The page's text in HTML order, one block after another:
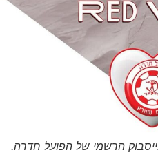
הרשמי של הפועל חדרה.